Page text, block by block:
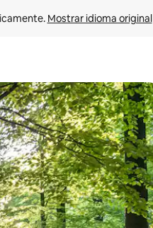
Mostrar idioma original